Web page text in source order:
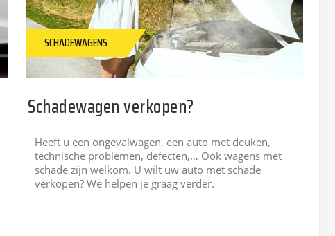
SCHADEWAGENS
Schadewagen verkopen?
Heeft u een ongevalwagen, een auto met deuken,
technische problemen, defecten,… Ook wagens met
schade zijn welkom. U wilt uw auto met schade
verkopen? We helpen je graag verder.